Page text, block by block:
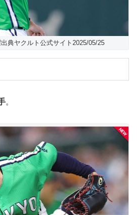
典ヤクルト公式サイト2025/05/25
。